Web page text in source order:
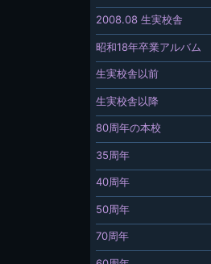
2008.08 生実校舎
昭和18年卒業アルバム
生実校舎以前
生実校舎以降
80周年の本校
35周年
40周年
50周年
70周年